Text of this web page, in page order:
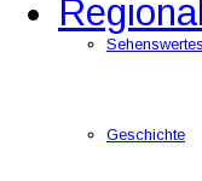
Sehenswertes
Geschichte